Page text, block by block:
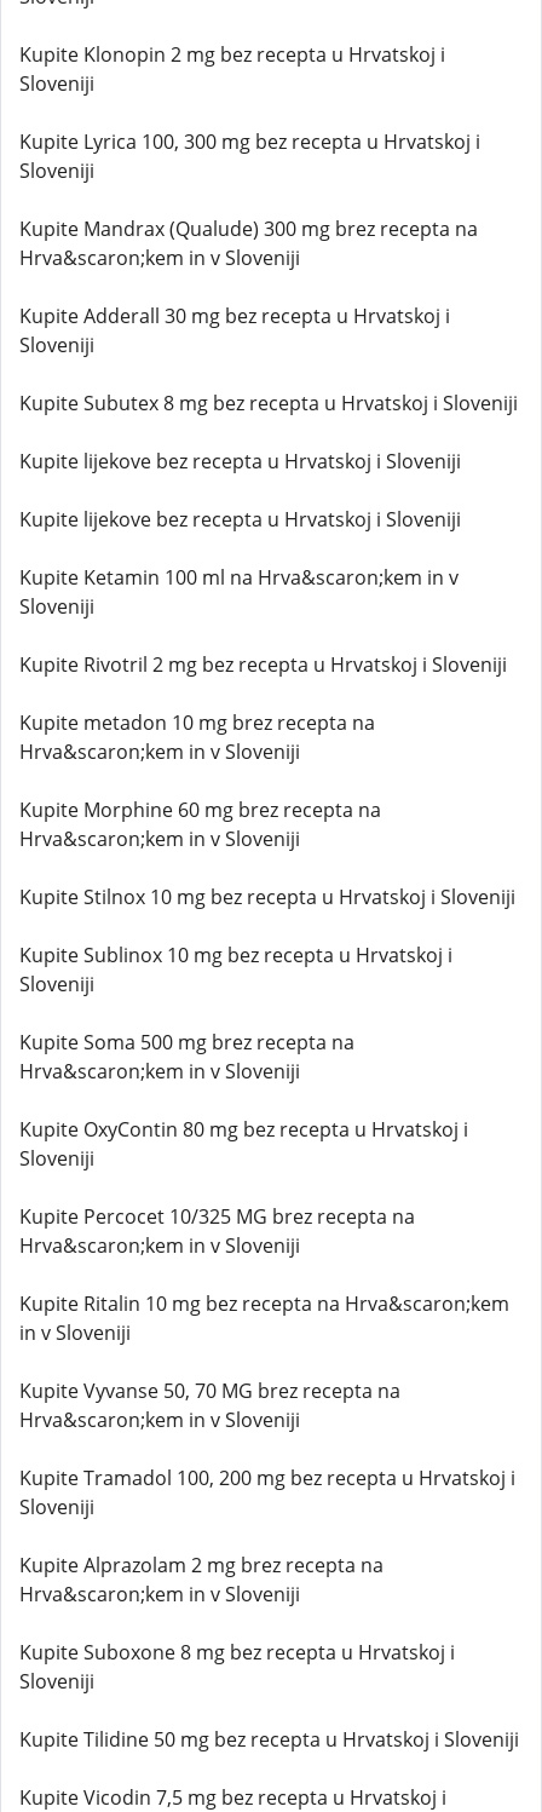
Kupite Klonopin 2 mg bez recepta u Hrvatskoj i
Sloveniji
Kupite Lyrica 100, 300 mg bez recepta u Hrvatskoj i
Sloveniji
Kupite Mandrax (Qualude) 300 mg brez recepta na
Hrva&scaron;kem in v Sloveniji
Kupite Adderall 30 mg bez recepta u Hrvatskoj i
Sloveniji
Kupite Subutex 8 mg bez recepta u Hrvatskoj i Sloveniji
Kupite lijekove bez recepta u Hrvatskoj i Sloveniji
Kupite lijekove bez recepta u Hrvatskoj i Sloveniji
Kupite Ketamin 100 ml na Hrva&scaron;kem in v
Sloveniji
Kupite Rivotril 2 mg bez recepta u Hrvatskoj i Sloveniji
Kupite metadon 10 mg brez recepta na
Hrva&scaron;kem in v Sloveniji
Kupite Morphine 60 mg brez recepta na
Hrva&scaron;kem in v Sloveniji
Kupite Stilnox 10 mg bez recepta u Hrvatskoj i Sloveniji
Kupite Sublinox 10 mg bez recepta u Hrvatskoj i
Sloveniji
Kupite Soma 500 mg brez recepta na
Hrva&scaron;kem in v Sloveniji
Kupite OxyContin 80 mg bez recepta u Hrvatskoj i
Sloveniji
Kupite Percocet 10/325 MG brez recepta na
Hrva&scaron;kem in v Sloveniji
Kupite Ritalin 10 mg bez recepta na Hrva&scaron;kem
in v Sloveniji
Kupite Vyvanse 50, 70 MG brez recepta na
Hrva&scaron;kem in v Sloveniji
Kupite Tramadol 100, 200 mg bez recepta u Hrvatskoj i
Sloveniji
Kupite Alprazolam 2 mg brez recepta na
Hrva&scaron;kem in v Sloveniji
Kupite Suboxone 8 mg bez recepta u Hrvatskoj i
Sloveniji
Kupite Tilidine 50 mg bez recepta u Hrvatskoj i Sloveniji
Kupite Vicodin 7,5 mg bez recepta u Hrvatskoj i